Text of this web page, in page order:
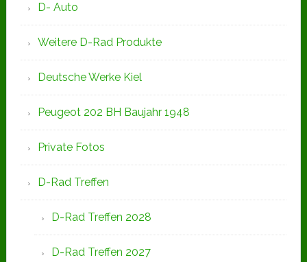
D- Auto
Weitere D-Rad Produkte
Deutsche Werke Kiel
Peugeot 202 BH Baujahr 1948
Private Fotos
D-Rad Treffen
D-Rad Treffen 2028
D-Rad Treffen 2027